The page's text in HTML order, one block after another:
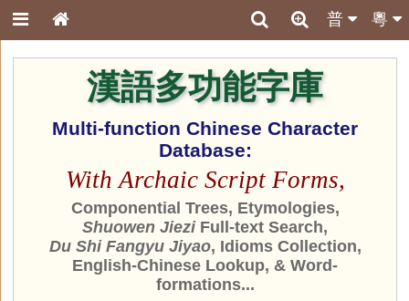
粵
普
漢語多功能字庫
Multi-function Chinese Character
Database:
With Archaic Script Forms,
Componential Trees, Etymologies,
Shuowen JieziFull-text Search,
Du Shi Fangyu Jiyao, Idioms Collection,
English-Chinese Lookup, & Word-
formations...